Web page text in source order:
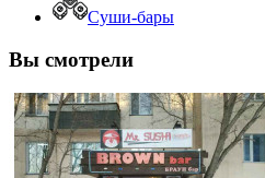
Суши-бары
Вы смотрели